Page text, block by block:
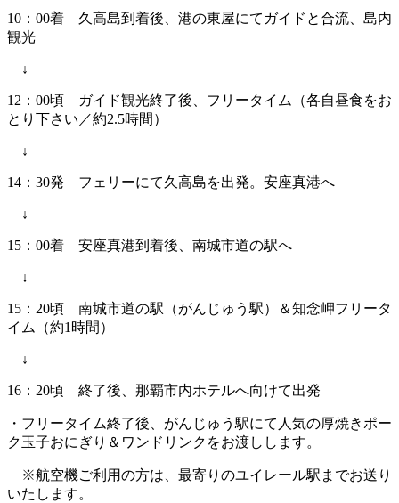
10：00着 久高島到着後、港の東屋にてガイドと合流、島内
観光
↓
12：00頃 ガイド観光終了後、フリータイム（各自昼食をお
とり下さい／約2.5時間）
↓
14：30発 フェリーにて久高島を出発。安座真港へ
↓
15：00着 安座真港到着後、南城市道の駅へ
↓
15：20頃 南城市道の駅（がんじゅう駅）＆知念岬フリータ
イム（約1時間）
↓
16：20頃 終了後、那覇市内ホテルへ向けて出発
・フリータイム終了後、がんじゅう駅にて人気の厚焼きポー
ク玉子おにぎり＆ワンドリンクをお渡しします。
※航空機ご利用の方は、最寄りのユイレール駅までお送り
いたします。